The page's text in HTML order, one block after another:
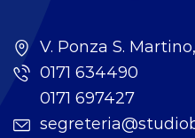
V. Ponza S.
0171 634490
0171 697427